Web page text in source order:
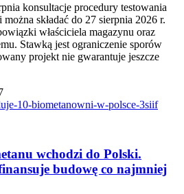
konsultacje procedury testowania
składać do 27 sierpnia 2026 r.
właściciela magazynu oraz
Stawką jest ograniczenie sporów
projekt nie gwarantuje jeszcze
wchodzi do Polski.
budowę co najmniej